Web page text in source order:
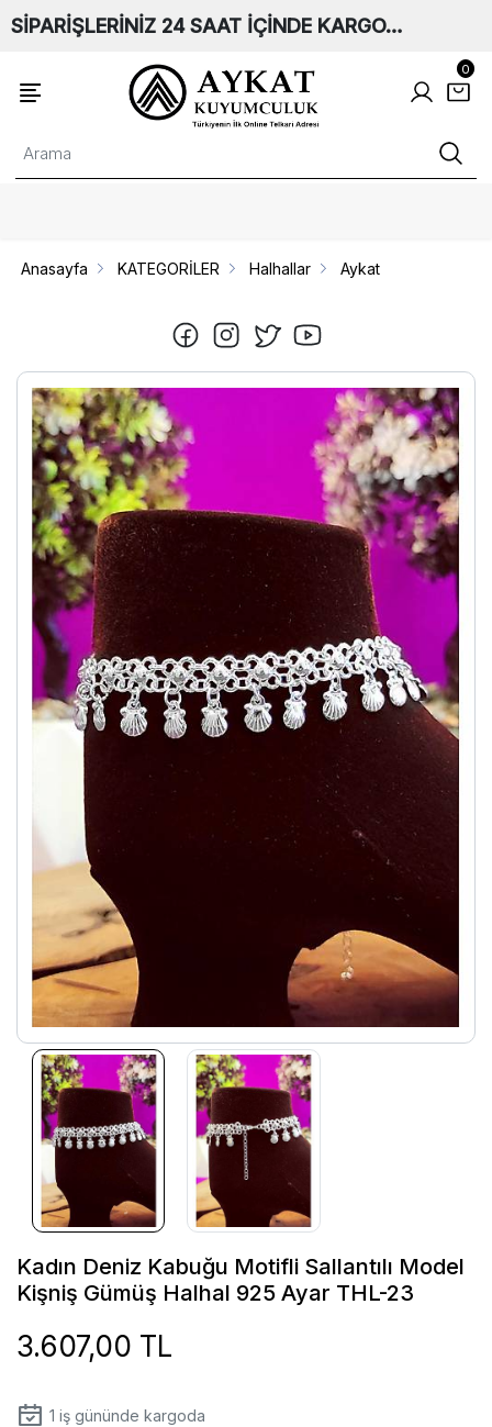
SİPARİŞLERİNİZ 24 SAAT İÇİNDE KARGO…
0
Anasayfa KATEGORİLER Halhallar Aykat
Kadın Deniz Kabuğu Motifli Sallantılı Model
Kişniş Gümüş Halhal 925 Ayar THL-23
3.607,00 TL
1 iş gününde kargoda